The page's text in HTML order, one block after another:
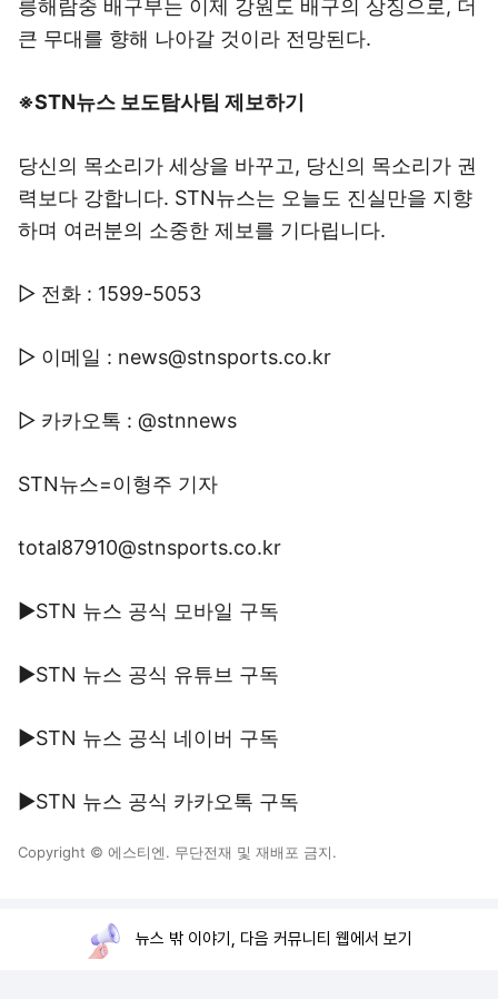
릉해람중 배구부는 이제 강원도 배구의 상징으로, 더
큰 무대를 향해 나아갈 것이라 전망된다.
※STN뉴스 보도탐사팀 제보하기
당신의 목소리가 세상을 바꾸고, 당신의 목소리가 권
력보다 강합니다. STN뉴스는 오늘도 진실만을 지향
하며 여러분의 소중한 제보를 기다립니다.
▷ 전화 : 1599-5053
▷ 이메일 : news@stnsports.co.kr
▷ 카카오톡 : @stnnews
STN뉴스=이형주 기자
total87910@stnsports.co.kr
▶STN 뉴스 공식 모바일 구독
▶STN 뉴스 공식 유튜브 구독
▶STN 뉴스 공식 네이버 구독
▶STN 뉴스 공식 카카오톡 구독
Copyright © 에스티엔. 무단전재 및 재배포 금지.
뉴스 밖 이야기, 다음 커뮤니티 웹에서 보기